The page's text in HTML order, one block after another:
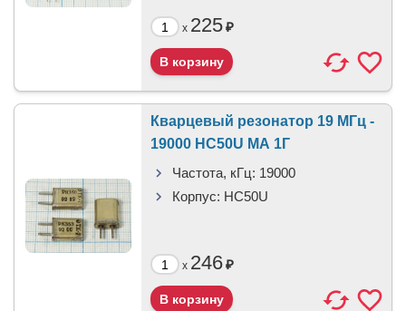
x 225₽
Кварцевый резонатор 19 МГц -
19000 HC50U МА 1Г
Частота, кГц: 19000
Корпус: HC50U
x 246₽